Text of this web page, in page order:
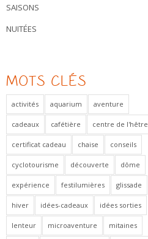
SAISONS
NUITÉES
MOTS CLÉS
activités aquarium aventure
cadeaux cafétière centre de l'hêtre
certificat cadeau chaise conseils
cyclotourisme découverte dôme
expérience festilumières glissade
hiver idées-cadeaux idées sorties
lenteur microaventure mitaines